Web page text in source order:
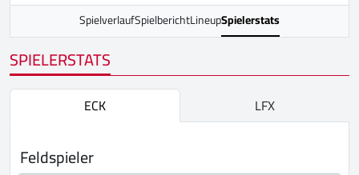
SpielverlaufSpielberichtLineupSpielerstats
SPIELERSTATS
ECK LFX
Feldspieler